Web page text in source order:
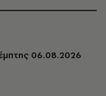
06.08.2026